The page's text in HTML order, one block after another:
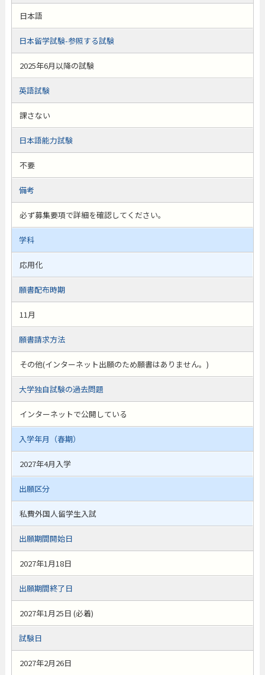
日本語
日本留学試験-参照する試験
2025年6月以降の試験
英語試験
課さない
日本語能力試験
不要
備考
必ず募集要項で詳細を確認してください。
学科
応用化
願書配布時期
11月
願書請求方法
その他(インターネット出願のため願書はありません。)
大学独自試験の過去問題
インターネットで公開している
入学年月（春期）
2027年4月入学
出願区分
私費外国人留学生入試
出願期間開始日
2027年1月18日
出願期間終了日
2027年1月25日 (必着)
試験日
2027年2月26日